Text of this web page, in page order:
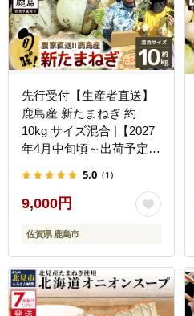
先行受付【生産者直送】
鹿島産 新たまねぎ 約
10kg サイズ混合 |【2027
年4月中旬頃～出荷予定】
5.0 （1）
9,000円
佐賀県 鹿島市